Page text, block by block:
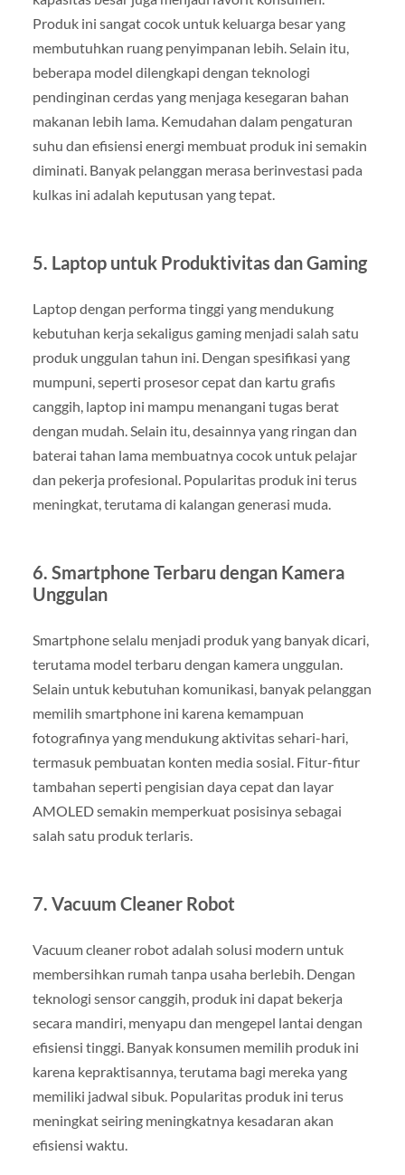
Produk ini sangat cocok untuk keluarga besar yang
membutuhkan ruang penyimpanan lebih. Selain itu,
beberapa model dilengkapi dengan teknologi
pendinginan cerdas yang menjaga kesegaran bahan
makanan lebih lama. Kemudahan dalam pengaturan
suhu dan efisiensi energi membuat produk ini semakin
diminati. Banyak pelanggan merasa berinvestasi pada
kulkas ini adalah keputusan yang tepat.
5. Laptop untuk Produktivitas dan Gaming
Laptop dengan performa tinggi yang mendukung
kebutuhan kerja sekaligus gaming menjadi salah satu
produk unggulan tahun ini. Dengan spesifikasi yang
mumpuni, seperti prosesor cepat dan kartu grafis
canggih, laptop ini mampu menangani tugas berat
dengan mudah. Selain itu, desainnya yang ringan dan
baterai tahan lama membuatnya cocok untuk pelajar
dan pekerja profesional. Popularitas produk ini terus
meningkat, terutama di kalangan generasi muda.
6. Smartphone Terbaru dengan Kamera
Unggulan
Smartphone selalu menjadi produk yang banyak dicari,
terutama model terbaru dengan kamera unggulan.
Selain untuk kebutuhan komunikasi, banyak pelanggan
memilih smartphone ini karena kemampuan
fotografinya yang mendukung aktivitas sehari-hari,
termasuk pembuatan konten media sosial. Fitur-fitur
tambahan seperti pengisian daya cepat dan layar
AMOLED semakin memperkuat posisinya sebagai
salah satu produk terlaris.
7. Vacuum Cleaner Robot
Vacuum cleaner robot adalah solusi modern untuk
membersihkan rumah tanpa usaha berlebih. Dengan
teknologi sensor canggih, produk ini dapat bekerja
secara mandiri, menyapu dan mengepel lantai dengan
efisiensi tinggi. Banyak konsumen memilih produk ini
karena kepraktisannya, terutama bagi mereka yang
memiliki jadwal sibuk. Popularitas produk ini terus
meningkat seiring meningkatnya kesadaran akan
efisiensi waktu.